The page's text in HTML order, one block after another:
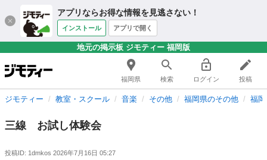
アプリならお得な情報を見逃さない！
インストール アプリで開く
地元の掲示板 ジモティー 福岡版
福岡県 検索 ログイン 投稿
ジモティー 教室・スクール 音楽 その他 福岡県のその他 福
三線 お試し体験会
投稿ID: 1dmkos 2026年7月16日 05:27